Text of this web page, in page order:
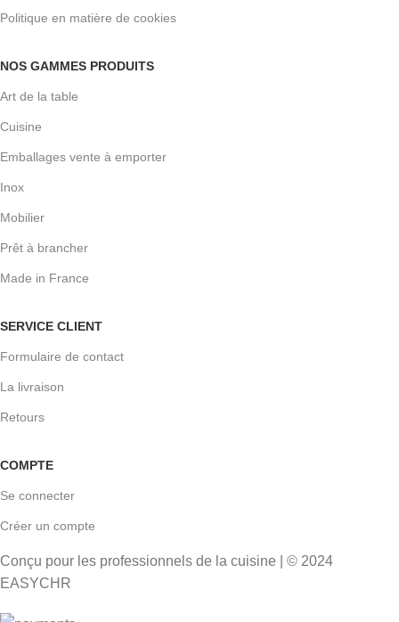
Politique en matière de cookies
NOS GAMMES PRODUITS
Art de la table
Cuisine
Emballages vente à emporter
Inox
Mobilier
Prêt à brancher
Made in France
SERVICE CLIENT
Formulaire de contact
La livraison
Retours
COMPTE
Se connecter
Créer un compte
Conçu pour les professionnels de la cuisine | © 2024
EASYCHR